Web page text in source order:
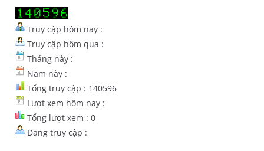
Truy cập hôm nay :
Truy cập hôm qua :
Tháng này :
Năm này :
Tổng truy cập : 140596
Lượt xem hôm nay :
Tổng lượt xem : 0
Đang truy cập :